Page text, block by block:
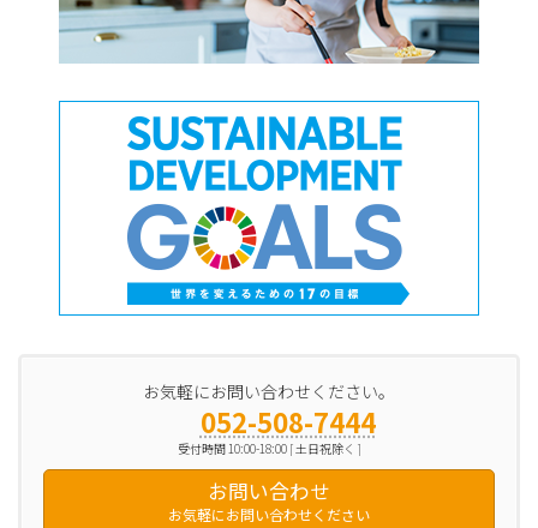
お気軽にお問い合わせください。
052-508-7444
受付時間 10:00-18:00 [ 土日祝除く ]
お問い合わせ
お気軽にお問い合わせください